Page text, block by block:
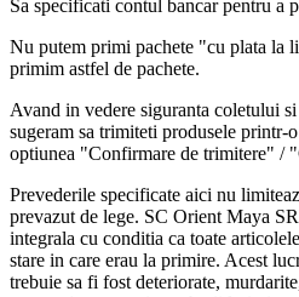
Sa specificati contul bancar pentru a
Nu putem primi pachete "cu plata la
primim astfel de pachete.
Avand in vedere siguranta coletului
sugeram sa trimiteti produsele printr-
optiunea "Confirmare de trimitere" /
Prevederile specificate aici nu
prevazut de lege. SC Orient Maya
integrala cu conditia ca toate
stare in care erau la primire. Acest
trebuie sa fi fost deteriorate,